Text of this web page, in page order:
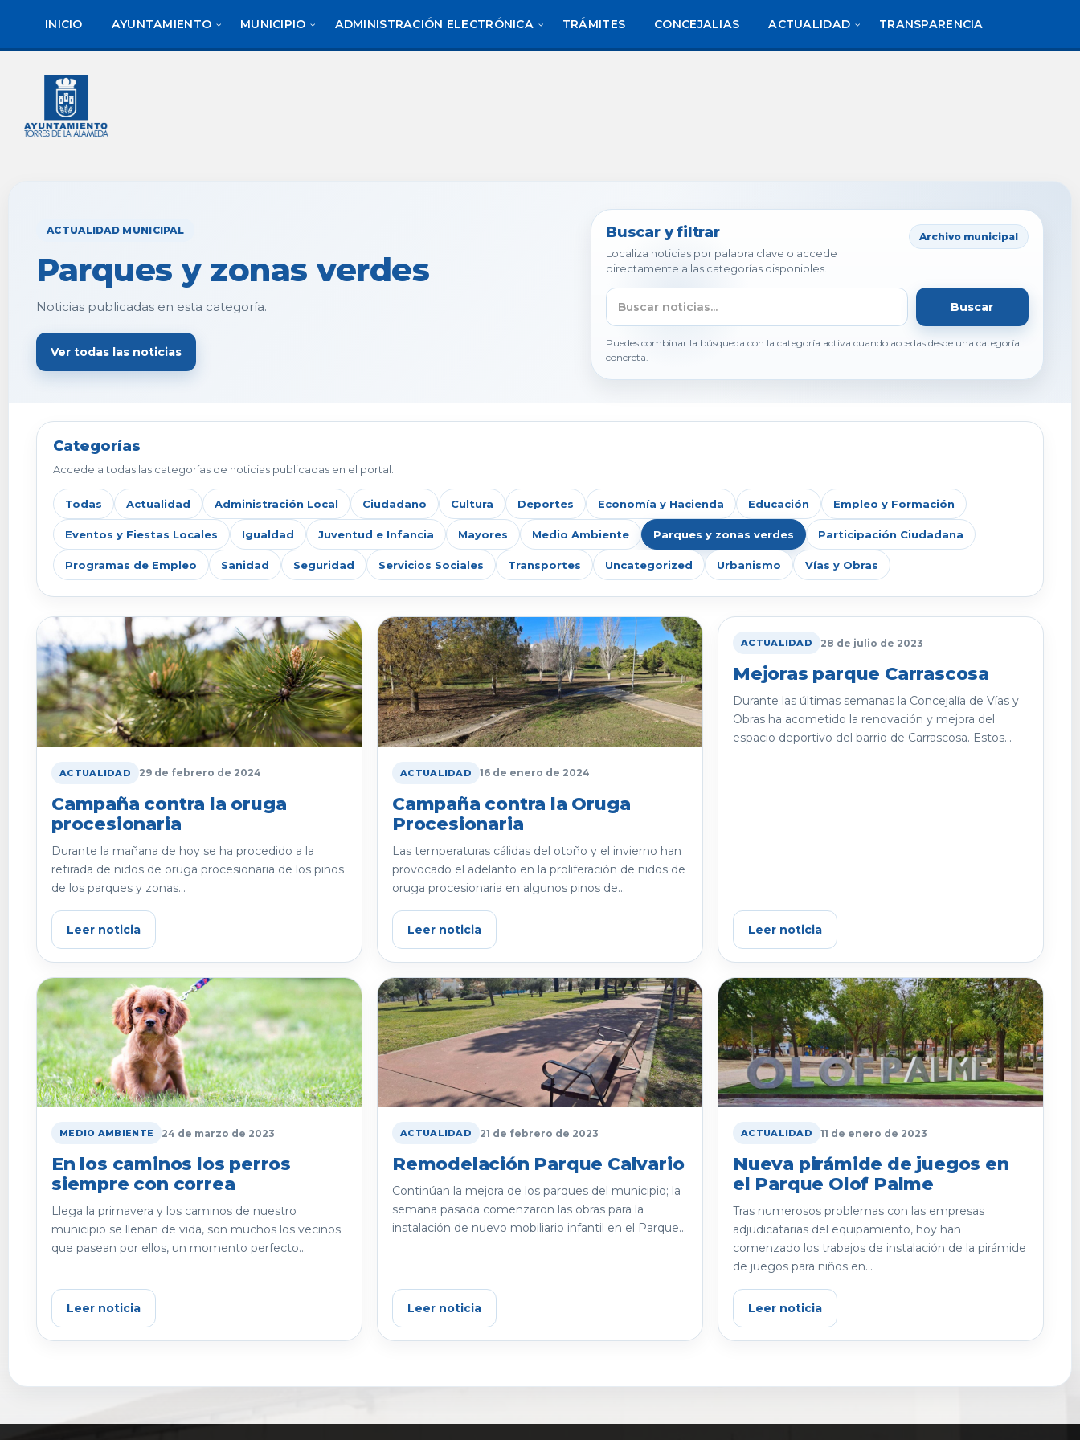
contenido
de
INICIO AYUNTAMIENTO MUNICIPIO ADMINISTRACIÓN ELECTRÓNICA TRÁMITES CONCEJALIAS ACTUALIDAD TRANSPARENCIA
ACTUALIDAD MUNICIPAL
Parques y zonas verdes
Noticias publicadas en esta categoría.
Ver todas las noticias
Buscar y filtrar
Localiza noticias por palabra clave o accede
directamente a las categorías disponibles.
Archivo municipal
Buscar
Puedes combinar la búsqueda con la categoría activa cuando accedas desde una categoría
concreta.
Categorías
Accede a todas las categorías de noticias publicadas en el portal.
Todas Actualidad Administración Local Ciudadano Cultura Deportes Economía y Hacienda Educación Empleo y Formación
Eventos y Fiestas Locales Igualdad Juventud e Infancia Mayores Medio Ambiente Parques y zonas verdes Participación Ciudadana
Programas de Empleo Sanidad Seguridad Servicios Sociales Transportes Uncategorized Urbanismo Vías y Obras
ACTUALIDAD 29 de febrero de 2024
Campaña contra la oruga
procesionaria
Durante la mañana de hoy se ha procedido a la
retirada de nidos de oruga procesionaria de los pinos
de los parques y zonas...
Leer noticia
ACTUALIDAD 16 de enero de 2024
Campaña contra la Oruga
Procesionaria
Las temperaturas cálidas del otoño y el invierno han
provocado el adelanto en la proliferación de nidos de
oruga procesionaria en algunos pinos de...
Leer noticia
ACTUALIDAD 28 de julio de 2023
Mejoras parque Carrascosa
Durante las últimas semanas la Concejalía de Vías y
Obras ha acometido la renovación y mejora del
espacio deportivo del barrio de Carrascosa. Estos...
Leer noticia
MEDIO AMBIENTE 24 de marzo de 2023
En los caminos los perros
siempre con correa
Llega la primavera y los caminos de nuestro
municipio se llenan de vida, son muchos los vecinos
que pasean por ellos, un momento perfecto...
Leer noticia
ACTUALIDAD 21 de febrero de 2023
Remodelación Parque Calvario
Continúan la mejora de los parques del municipio; la
semana pasada comenzaron las obras para la
instalación de nuevo mobiliario infantil en el Parque...
Leer noticia
ACTUALIDAD 11 de enero de 2023
Nueva pirámide de juegos en
el Parque Olof Palme
Tras numerosos problemas con las empresas
adjudicatarias del equipamiento, hoy han
comenzado los trabajos de instalación de la pirámide
de juegos para niños en...
Leer noticia